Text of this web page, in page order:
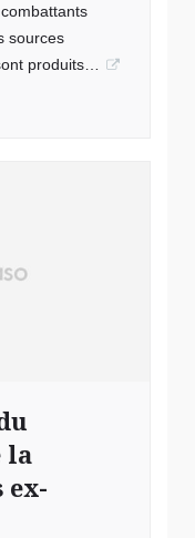
sources
produits…
la
ex-